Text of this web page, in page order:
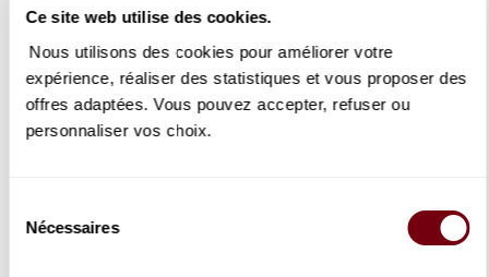
Ce site web utilise des cookies.
Nous utilisons des cookies pour améliorer votre
expérience, réaliser des statistiques et vous proposer des
offres adaptées. Vous pouvez accepter, refuser ou
personnaliser vos choix.
Nécessaires
BALLET THÉÂTRE STANISLAVSKY DE
Tyll
16/04/2020au18/04/2020